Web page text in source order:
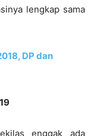
lengkap sama
DP dan
enggak ada